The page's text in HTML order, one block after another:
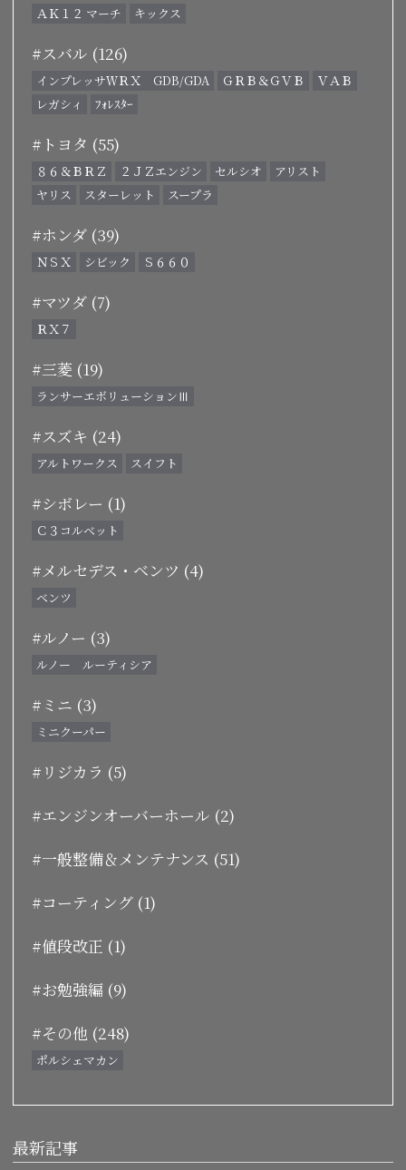
ＡＫ１２ マーチ
キックス
#スバル (126)
インプレッサＷＲＸ GDB/GDA ＧＲＢ＆ＧＶＢ
ＶＡＢ
レガシィ
ﾌｫﾚｽﾀｰ
#トヨタ (55)
８６＆ＢＲＺ ２ＪＺエンジン セルシオ
アリスト
ヤリス
スターレット スープラ
#ホンダ (39)
ＮＳＸ シビック Ｓ６６０
#マツダ (7)
ＲＸ７
#三菱 (19)
ランサーエボリューションⅢ
#スズキ (24)
アルトワークス スイフト
#シボレー (1)
Ｃ３コルベット
#メルセデス・ベンツ (4)
ベンツ
#ルノー (3)
ルノー ルーティシア
#ミニ (3)
ミニクーパー
#リジカラ (5)
#エンジンオーバーホール (2)
#一般整備＆メンテナンス (51)
#コーティング (1)
#値段改正 (1)
#お勉強編 (9)
#その他 (248)
ポルシェマカン
最新記事